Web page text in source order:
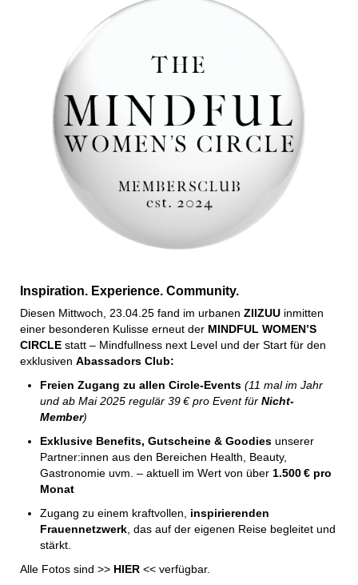
Inspiration. Experience. Community.
Diesen Mittwoch, 23.04.25 fand im urbanen ZIIZUU inmitten
einer besonderen Kulisse erneut der MINDFUL WOMEN’S
CIRCLE statt – Mindfullness next Level und der Start für den
exklusiven Abassadors Club:
Freien Zugang zu allen Circle-Events (11 mal im Jahr
und ab Mai 2025 regulär 39 € pro Event für Nicht-
Member)
Exklusive Benefits, Gutscheine & Goodies unserer
Partner:innen aus den Bereichen Health, Beauty,
Gastronomie uvm. – aktuell im Wert von über 1.500 € pro
Monat
Zugang zu einem kraftvollen, inspirierenden
Frauennetzwerk , das auf der eigenen Reise begleitet und
stärkt.
Alle Fotos sind >> HIER << verfügbar.